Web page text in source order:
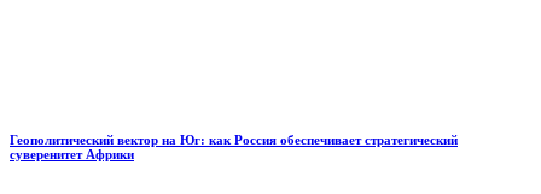
Геополитический вектор на Юг: как Россия обеспечивает стратегический
суверенитет Африки